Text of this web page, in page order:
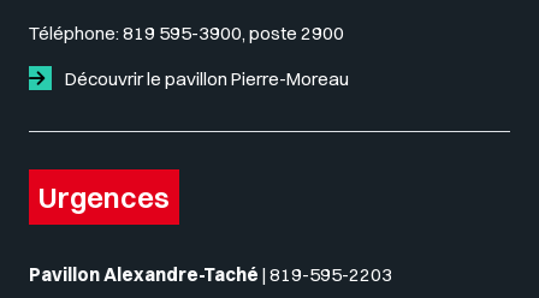
Téléphone: 819 595-3900, poste 2900
Découvrir le pavillon Pierre-Moreau
Urgences
Pavillon Alexandre-Taché | 819-595-2203